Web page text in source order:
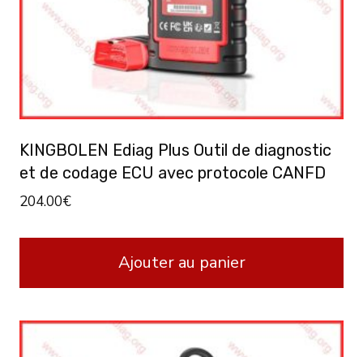
KINGBOLEN Ediag Plus Outil de diagnostic
et de codage ECU avec protocole CANFD
204.00€
Ajouter au panier